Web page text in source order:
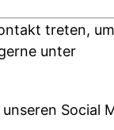
treten,
unter
Social